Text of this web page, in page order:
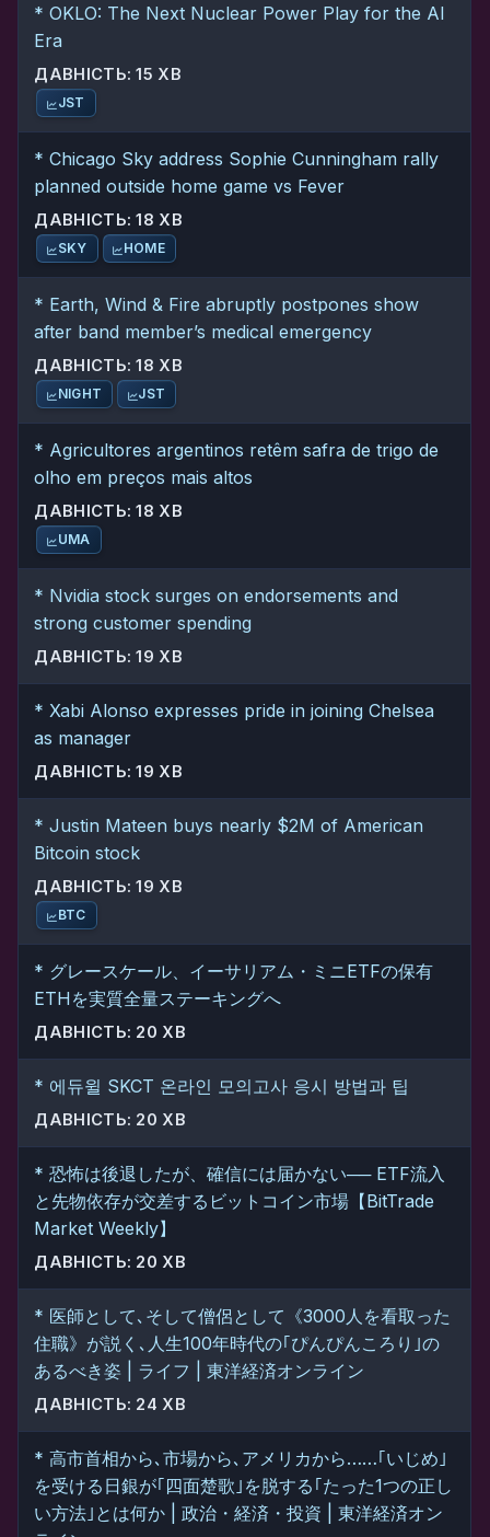
* OKLO: The Next Nuclear Power Play for the AI
Era
ДАВНІСТЬ: 15 ХВ
JST
* Chicago Sky address Sophie Cunningham rally
planned outside home game vs Fever
ДАВНІСТЬ: 18 ХВ
SKY HOME
* Earth, Wind & Fire abruptly postpones show
after band member’s medical emergency
ДАВНІСТЬ: 18 ХВ
NIGHT JST
* Agricultores argentinos retêm safra de trigo de
olho em preços mais altos
ДАВНІСТЬ: 18 ХВ
UMA
* Nvidia stock surges on endorsements and
strong customer spending
ДАВНІСТЬ: 19 ХВ
* Xabi Alonso expresses pride in joining Chelsea
as manager
ДАВНІСТЬ: 19 ХВ
* Justin Mateen buys nearly $2M of American
Bitcoin stock
ДАВНІСТЬ: 19 ХВ
BTC
* グレースケール、イーサリアム・ミニETFの保有
ETHを実質全量ステーキングへ
ДАВНІСТЬ: 20 ХВ
* 에듀윌 SKCT 온라인 모의고사 응시 방법과 팁
ДАВНІСТЬ: 20 ХВ
* 恐怖は後退したが、確信には届かない── ETF流入
と先物依存が交差するビットコイン市場【BitTrade
Market Weekly】
ДАВНІСТЬ: 20 ХВ
* 医師として､そして僧侶として《3000人を看取った
住職》が説く､人生100年時代の｢ぴんぴんころり｣の
あるべき姿 | ライフ | 東洋経済オンライン
ДАВНІСТЬ: 24 ХВ
* 高市首相から､市場から､アメリカから……｢いじめ｣
を受ける日銀が｢四面楚歌｣を脱する｢たった1つの正し
い方法｣とは何か | 政治・経済・投資 | 東洋経済オン